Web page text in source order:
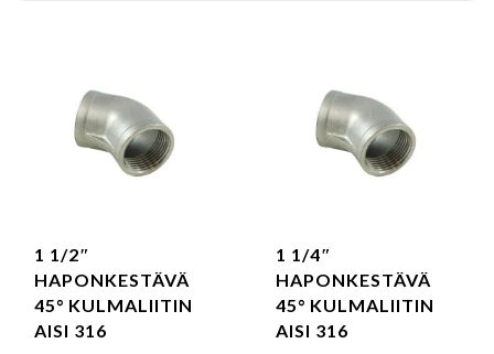
1 1/2″
HAPONKESTÄVÄ
45° KULMALIITIN
AISI 316
1 1/4″
HAPONKESTÄVÄ
45° KULMALIITIN
AISI 316